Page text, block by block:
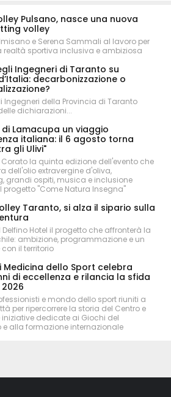
Pulsano, nasce una nuova
volley
e Serena Sammali al lavoro per
realtà sportiva inclusiva e ambiziosa
Ingegneri di Taranto su
decarbonizzazione o
Ingegneri della Provincia di Taranto
dichiarazioni...
di Lamacupa un viaggio
italiana: il 6 agosto torna
gli Ulivi"
Corato la quinta edizione dell'evento che
dell'olio extravergine d'oliva,
grandi ospiti, musica e inclusione
progetto "Come Natura Insegna"
Taranto, si alza il sipario sulla
Delfino Hotel il progetto che affronterà la
ambizione, programmazione e un
il territorio
Medicina dello Sport celebra
di eccellenza e rilancia la sfida
e mondo dello sport riuniti a
per ripercorrere la storia del Centro e
iniziative dedicate ai Giochi del
e alla formazione internazionale